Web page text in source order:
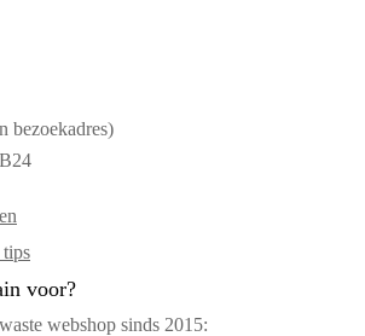
bezoekadres)
tips
voor?
webshop sinds 2015: